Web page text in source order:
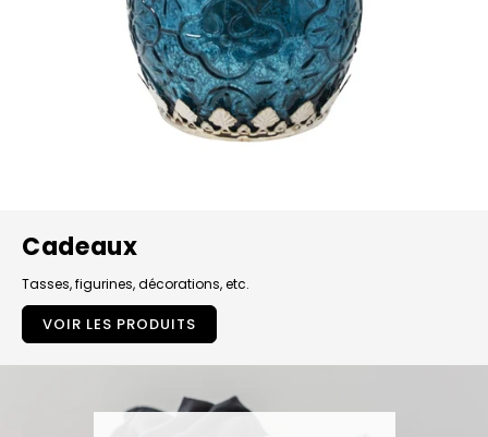
Cadeaux
Tasses, figurines, décorations, etc.
VOIR LES PRODUITS